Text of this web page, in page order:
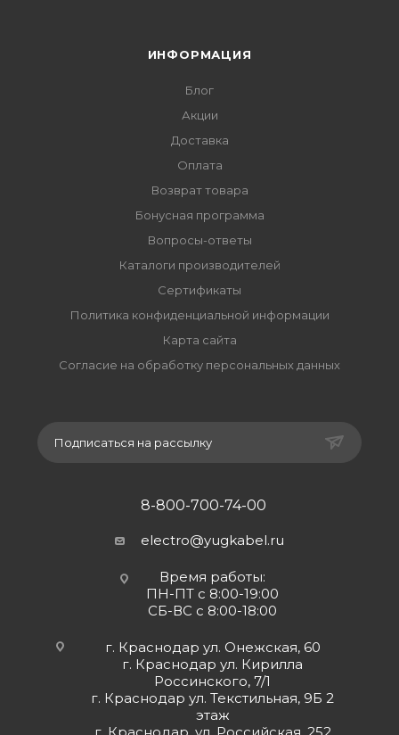
ИНФОРМАЦИЯ
Блог
Акции
Доставка
Оплата
Возврат товара
Бонусная программа
Вопросы-ответы
Каталоги производителей
Сертификаты
Политика конфиденциальной информации
Карта сайта
Согласие на обработку персональных данных
Подписаться на рассылку
8-800-700-74-00
electro@yugkabel.ru
Время работы:
ПН-ПТ с 8:00-19:00
СБ-ВС с 8:00-18:00
г. Краснодар ул. Онежская, 60
г. Краснодар ул. Кирилла
Россинского, 7/1
г. Краснодар ул. Текстильная, 9Б 2
этаж